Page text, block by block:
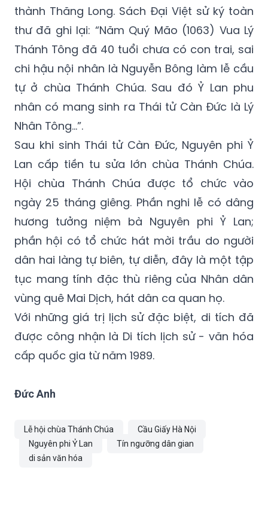
thành Thăng Long. Sách Đại Việt sử ký toàn
thư đã ghi lại: “Năm Quý Mão (1063) Vua Lý
Thánh Tông đã 40 tuổi chưa có con trai, sai
chi hậu nội nhân là Nguyễn Bông làm lễ cầu
tự ở chùa Thánh Chúa. Sau đó Ỷ Lan phu
nhân có mang sinh ra Thái tử Càn Đức là Lý
Nhân Tông…”.
Sau khi sinh Thái tử Càn Đức, Nguyên phi Ỷ
Lan cấp tiền tu sửa lớn chùa Thánh Chúa.
Hội chùa Thánh Chúa được tổ chức vào
ngày 25 tháng giêng. Phần nghi lễ có dâng
hương tưởng niệm bà Nguyên phi Ỷ Lan;
phần hội có tổ chức hát mời trầu do người
dân hai làng tự biên, tự diễn, đây là một tập
tục mang tính đặc thù riêng của Nhân dân
vùng quê Mai Dịch, hát dân ca quan họ.
Với những giá trị lịch sử đặc biệt, di tích đã
được công nhận là Di tích lịch sử - văn hóa
cấp quốc gia từ năm 1989.
Đức Anh
Lễ hội chùa Thánh Chúa
Cầu Giấy Hà Nội
Nguyên phi Ỷ Lan
Tín ngưỡng dân gian
di sản văn hóa